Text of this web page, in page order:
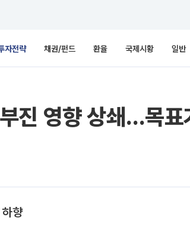
자전략 채권/펀드 환율 국제시황 일반
진 영향 상쇄…목표
향